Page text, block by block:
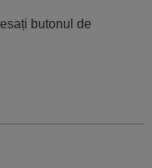
butonul de